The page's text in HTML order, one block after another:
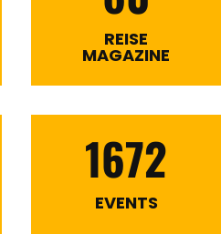
REISE
MAGAZINE
1672
EVENTS